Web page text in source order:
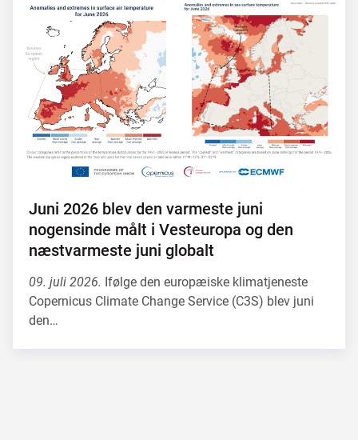
Juni 2026 blev den varmeste juni
nogensinde målt i Vesteuropa og den
næstvarmeste juni globalt
09. juli 2026. Ifølge den europæiske klimatjeneste
Copernicus Climate Change Service (C3S) blev juni
den…